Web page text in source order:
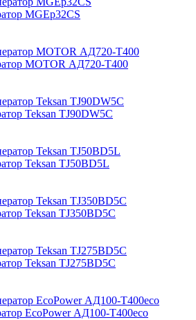
MGEp32CS
MOTOR АД720-T400
Teksan TJ90DW5C
Teksan TJ50BD5L
Teksan TJ350BD5C
Teksan TJ275BD5C
EcoPower АД100-Т400eco